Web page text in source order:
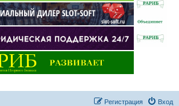
Вход
Регистрация